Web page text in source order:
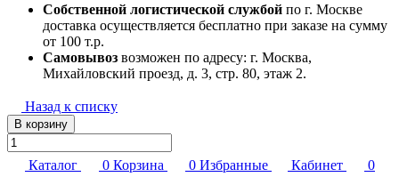
Собственной логистической службой по г. Москве
доставка осуществляется бесплатно при заказе на сумму
от 100 т.р.
Самовывоз возможен по адресу: г. Москва,
Михайловский проезд, д. 3, стр. 80, этаж 2.
Назад к списку
В корзину
Каталог 0 Корзина 0 Избранные Кабинет
0